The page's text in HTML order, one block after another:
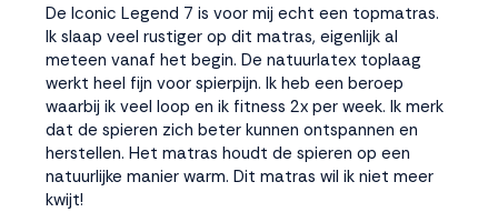
De Iconic Legend 7 is voor mij echt een topmatras.
Ik slaap veel rustiger op dit matras, eigenlijk al
meteen vanaf het begin. De natuurlatex toplaag
werkt heel fijn voor spierpijn. Ik heb een beroep
waarbij ik veel loop en ik fitness 2x per week. Ik merk
dat de spieren zich beter kunnen ontspannen en
herstellen. Het matras houdt de spieren op een
natuurlijke manier warm. Dit matras wil ik niet meer
kwijt!